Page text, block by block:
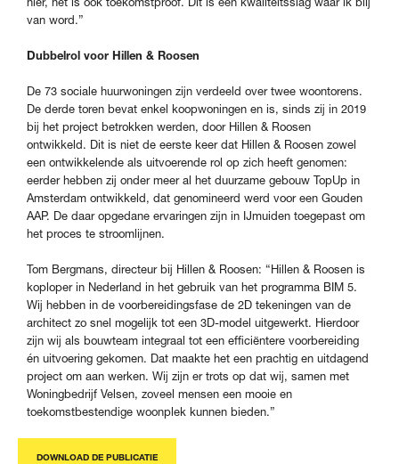
van word.”
Dubbelrol voor Hillen & Roosen
De 73 sociale huurwoningen zijn verdeeld over twee woontorens.
De derde toren bevat enkel koopwoningen en is, sinds zij in 2019
bij het project betrokken werden, door Hillen & Roosen
ontwikkeld. Dit is niet de eerste keer dat Hillen & Roosen zowel
een ontwikkelende als uitvoerende rol op zich heeft genomen:
eerder hebben zij onder meer al het duurzame gebouw TopUp in
Amsterdam ontwikkeld, dat genomineerd werd voor een Gouden
AAP. De daar opgedane ervaringen zijn in IJmuiden toegepast om
het proces te stroomlijnen.
Tom Bergmans, directeur bij Hillen & Roosen: “Hillen & Roosen is
koploper in Nederland in het gebruik van het programma BIM 5.
Wij hebben in de voorbereidingsfase de 2D tekeningen van de
architect zo snel mogelijk tot een 3D-model uitgewerkt. Hierdoor
zijn wij als bouwteam integraal tot een efficiëntere voorbereiding
én uitvoering gekomen. Dat maakte het een prachtig en uitdagend
project om aan werken. Wij zijn er trots op dat wij, samen met
Woningbedrijf Velsen, zoveel mensen een mooie en
toekomstbestendige woonplek kunnen bieden.”
DOWNLOAD DE PUBLICATIE